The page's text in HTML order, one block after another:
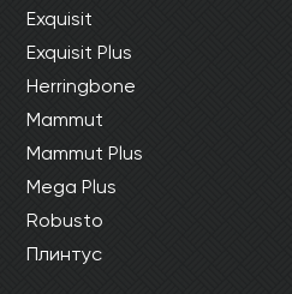
Exquisit
Exquisit Plus
Herringbone
Mammut
Mammut Plus
Mega Plus
Robusto
Плинтус